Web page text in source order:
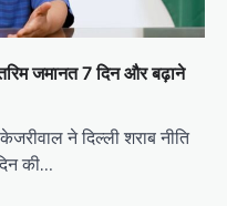
जमानत 7 दिन और बढ़ाने
ने दिल्ली शराब नीति
की…